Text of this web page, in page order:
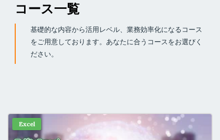
コース一覧
基礎的な内容から活用レベル、業務効率化になるコース
をご用意しております。あなたに合うコースをお選びく
ださい。
Excel